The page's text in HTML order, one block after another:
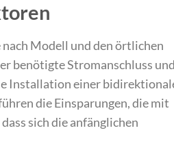
Modell und den örtlichen
benötigte Stromanschluss und
Installation einer
die Einsparungen, die mit
sich die anfänglichen